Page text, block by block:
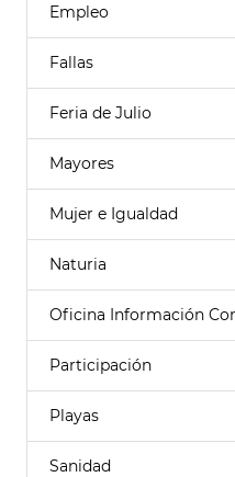
Empleo
Fallas
Feria de Julio
Mayores
Mujer e Igualdad
Naturia
Oficina Información
Participación
Playas
Sanidad